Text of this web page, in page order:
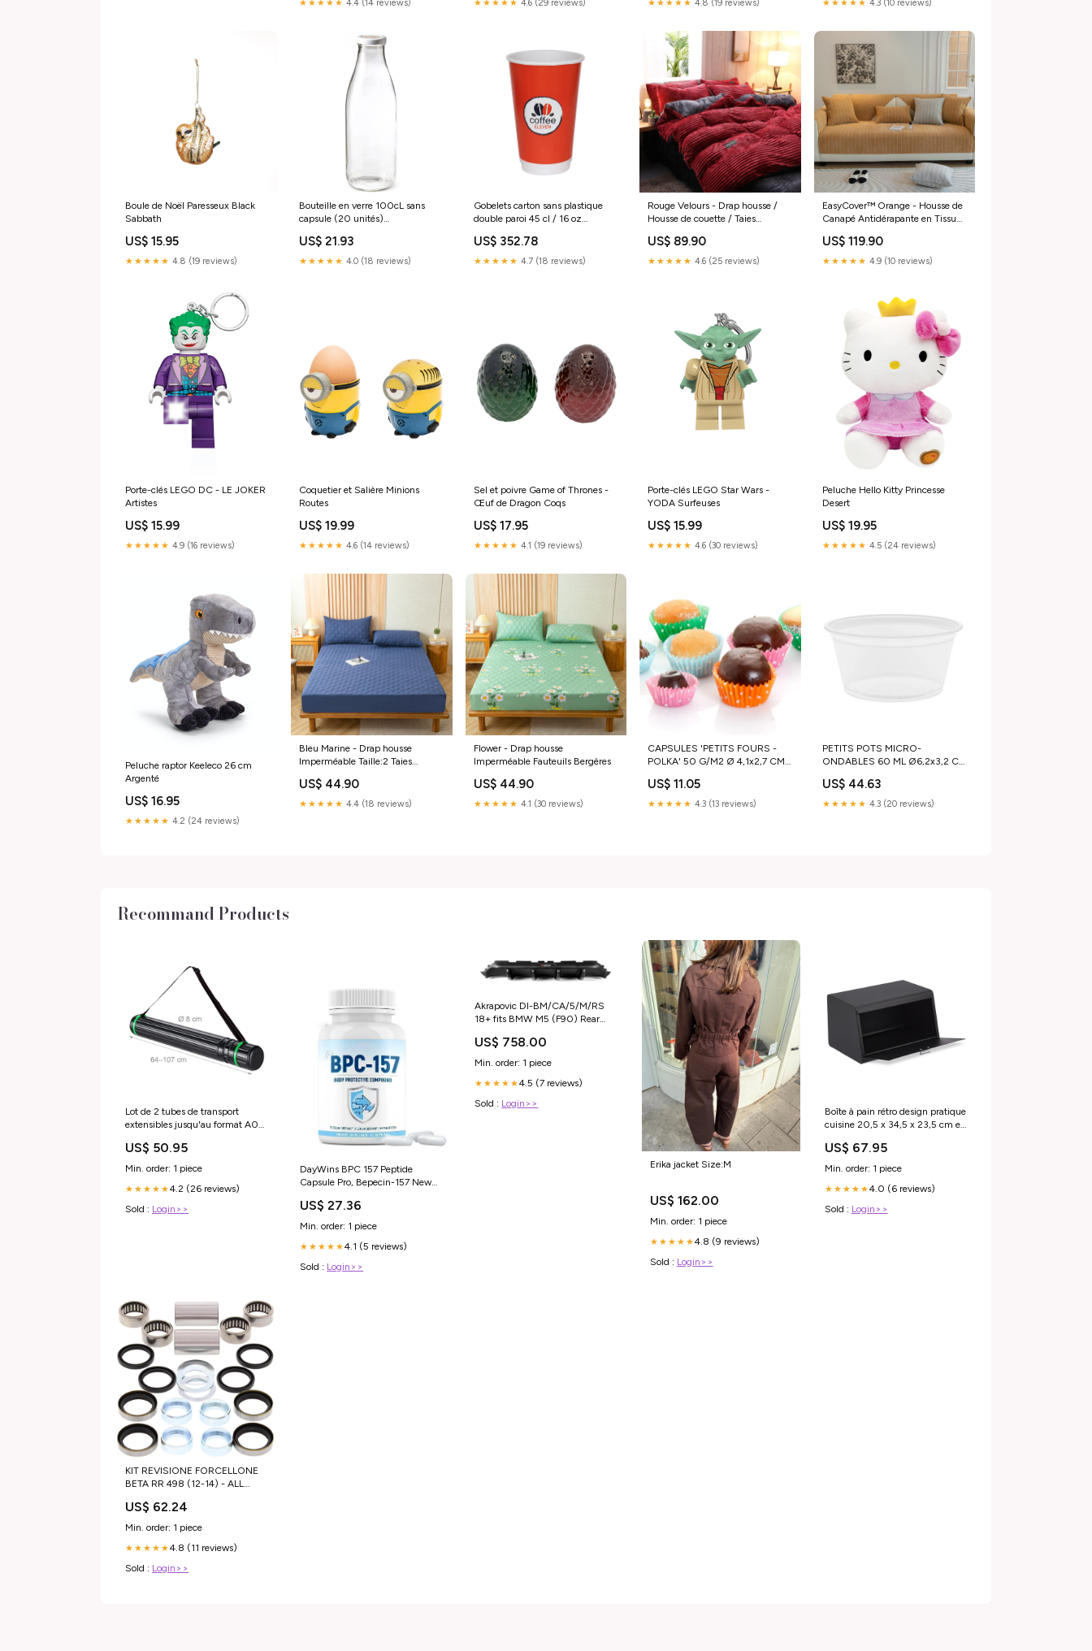
★★★★★ 4.4 (14 reviews) ★★★★★ 4.6 (29 reviews) ★★★★★ 4.8 (19 reviews) ★★★★★ 4.3 (10 reviews)
Boule de Noël Paresseux Black
Sabbath
US$ 15.95
★★★★★ 4.8 (19 reviews)
Bouteille en verre 100cL sans
capsule (20 unités)
unités)
US$ 21.93
★★★★★ 4.0 (18 reviews)
Gobelets carton sans plastique
double paroi 45 cl / 16 oz
Quantité:10000
US$ 352.78
★★★★★ 4.7 (18 reviews)
Rouge Velours - Drap housse /
Housse de couette / Taies
US$ 89.90
★★★★★ 4.6 (25 reviews)
EasyCover™ Orange - Housse de
Canapé Antidérapante en Tissu
modulables
US$ 119.90
★★★★★ 4.9 (10 reviews)
Porte-clés LEGO DC - LE JOKER
Artistes
US$ 15.99
★★★★★ 4.9 (16 reviews)
Coquetier et Salière Minions
Routes
US$ 19.99
★★★★★ 4.6 (14 reviews)
Sel et poivre Game of Thrones -
Œuf de Dragon Coqs
US$ 17.95
★★★★★ 4.1 (19 reviews)
Porte-clés LEGO Star Wars -
YODA Surfeuses
US$ 15.99
★★★★★ 4.6 (30 reviews)
Peluche Hello Kitty Princesse
Desert
US$ 19.95
★★★★★ 4.5 (24 reviews)
Peluche raptor Keeleco 26 cm
Argenté
US$ 16.95
★★★★★ 4.2 (24 reviews)
Bleu Marine - Drap housse
Imperméable Taille:2 Taies
US$ 44.90
★★★★★ 4.4 (18 reviews)
Flower - Drap housse
Imperméable Fauteuils Bergères
US$ 44.90
★★★★★ 4.1 (30 reviews)
CAPSULES 'PETITS FOURS -
POLKA' 50 G/M2 Ø 4,1x2,7 CM
PARCH.INGRAISSABLE (1000
UNITÉS) - REF. 198.02 Diamètre
US$ 11.05
★★★★★ 4.3 (13 reviews)
PETITS POTS MICRO-
ONDABLES 60 ML Ø6,2x3,2 CM
UNITÉS) - REF. 130.08
Matériau:PP
US$ 44.63
★★★★★ 4.3 (20 reviews)
Recommand Products
Lot de 2 tubes de transport
extensibles jusqu'au format A0
PVC noir 13_0014065
Agitateurs magnétiques
US$ 50.95
Min. order: 1 piece
★★★★★4.2 (26 reviews)
Sold : Login>>
DayWins BPC 157 Peptide
Capsule Pro, Bepecin-157 New
Recovery And Gut Healing,
1000mcg,Gluten Free
Supplement 60 Capsules | Best
Price KSA
US$ 27.36
Min. order: 1 piece
★★★★★4.1 (5 reviews)
Sold : Login>>
Akrapovic DI-BM/CA/5/M/RS
18+ fits BMW M5 (F90) Rear
fits_2008-
2014`Ford`Edge`Limited~2007-
2014`Ford`Edge`SE~2007-
2014`Ford`Edge`SEL~2009-
US$ 758.00
Min. order: 1 piece
★★★★★4.5 (7 reviews)
Sold : Login>>
Erika jacket Size:M
US$ 162.00
Min. order: 1 piece
★★★★★4.8 (9 reviews)
Sold : Login>>
Boîte à pain rétro design pratique
cuisine 20,5 x 34,5 x 23,5 cm en
13_0014202 Lits en cuir
US$ 67.95
Min. order: 1 piece
★★★★★4.0 (6 reviews)
Sold : Login>>
KIT REVISIONE FORCELLONE
BETA RR 498 (12-14) - ALL
esi6269123
US$ 62.24
Min. order: 1 piece
★★★★★4.8 (11 reviews)
Sold : Login>>